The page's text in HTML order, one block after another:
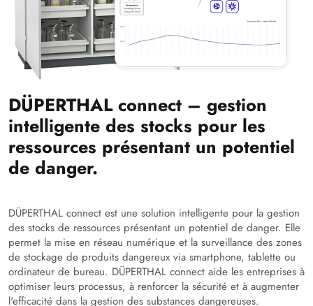
DÜPERTHAL connect – gestion
intelligente des stocks pour les
ressources présentant un potentiel
de danger.
DÜPERTHAL connect est une solution intelligente pour la gestion
des stocks de ressources présentant un potentiel de danger. Elle
permet la mise en réseau numérique et la surveillance des zones
de stockage de produits dangereux via smartphone, tablette ou
ordinateur de bureau. DÜPERTHAL connect aide les entreprises à
optimiser leurs processus, à renforcer la sécurité et à augmenter
l'efficacité dans la gestion des substances dangereuses.